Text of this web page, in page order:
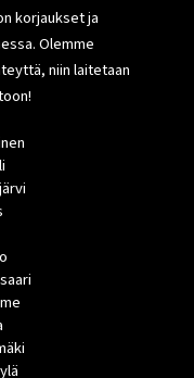
korjaukset ja
Olemme
niin laitetaan